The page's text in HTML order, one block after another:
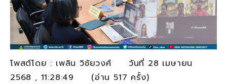
โพสต์โดย : เพลิน วิชัยวงศ์ วันที่ 28 เมษายน
2568 , 11:28:49 (อ่าน 517 ครั้ง)